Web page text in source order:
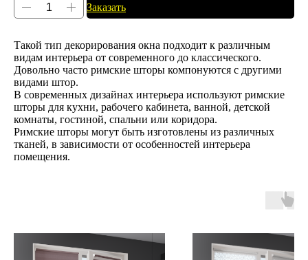
Заказать
Такой тип декорирования окна подходит к различным
видам интерьера от современного до классического.
Довольно часто римские шторы компонуются с другими
видами штор.
В современных дизайнах интерьера используют римские
шторы для кухни, рабочего кабинета, ванной, детской
комнаты, гостиной, спальни или коридора.
Римские шторы могут быть изготовлены из различных
тканей, в зависимости от особенностей интерьера
помещения.